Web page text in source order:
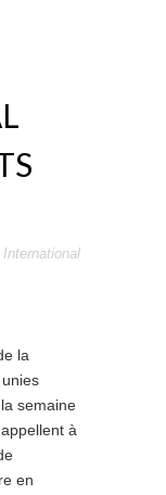
International
la
semaine
à
en